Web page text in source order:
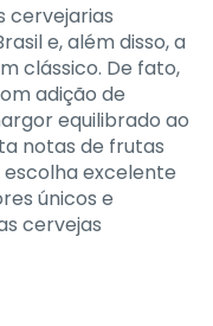
cervejarias
e, além disso, a
clássico. De fato,
adição de
equilibrado ao
notas de frutas
excelente
únicos e
cervejas